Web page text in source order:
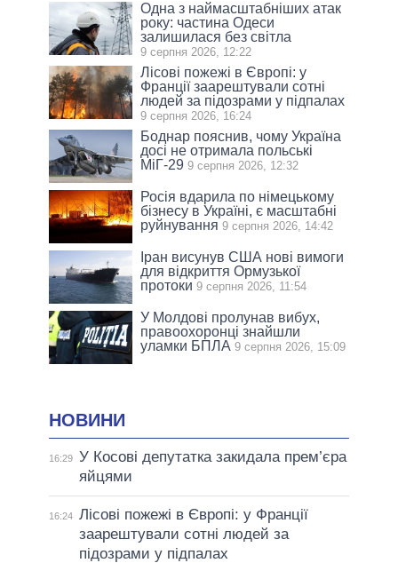
Одна з наймасштабніших атак
року: частина Одеси
залишилася без світла
9 серпня 2026, 12:22
Лісові пожежі в Європі: у
Франції заарештували сотні
людей за підозрами у підпалах
9 серпня 2026, 16:24
Боднар пояснив, чому Україна
досі не отримала польські
МіГ-29 9 серпня 2026, 12:32
Росія вдарила по німецькому
бізнесу в Україні, є масштабні
руйнування 9 серпня 2026, 14:42
Іран висунув США нові вимоги
для відкриття Ормузької
протоки 9 серпня 2026, 11:54
У Молдові пролунав вибух,
правоохоронці знайшли
уламки БПЛА 9 серпня 2026, 15:09
НОВИНИ
16:29 У Косові депутатка закидала прем’єра
яйцями
16:24 Лісові пожежі в Європі: у Франції
заарештували сотні людей за
підозрами у підпалах